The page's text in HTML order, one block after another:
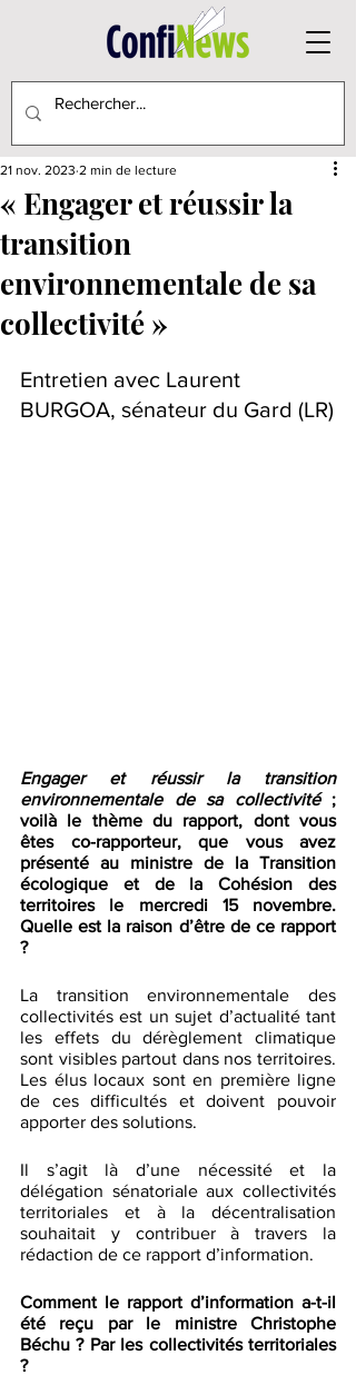
« Engager et réussir la
transition
environnementale de sa
collectivité »
21 nov. 2023 2 min de lecture
Entretien avec Laurent
BURGOA, sénateur du Gard (LR)
Engager et réussir la transition
environnementale de sa collectivité ;
voilà le thème du rapport, dont vous
êtes co-rapporteur, que vous avez
présenté au ministre de la Transition
écologique et de la Cohésion des
territoires le mercredi 15 novembre.
Quelle est la raison d’être de ce rapport
?
La transition environnementale des
collectivités est un sujet d’actualité tant
les effets du dérèglement climatique
sont visibles partout dans nos territoires.
Les élus locaux sont en première ligne
de ces difficultés et doivent pouvoir
apporter des solutions.
Il s’agit là d’une nécessité et la
délégation sénatoriale aux collectivités
territoriales et à la décentralisation
souhaitait y contribuer à travers la
rédaction de ce rapport d’information.
Comment le rapport d’information a-t-il
été reçu par le ministre Christophe
Béchu ? Par les collectivités territoriales
?